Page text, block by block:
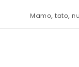
Mamo, tato,